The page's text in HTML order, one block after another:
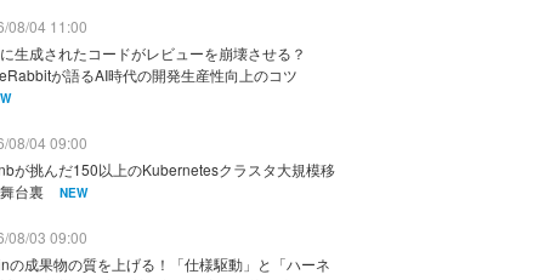
08/04 11:00
生成されたコードがレビューを崩壊させる？
が語るAI時代の開発生産性向上のコツ
08/04 09:00
が挑んだ150以上のKubernetesクラスタ大規模移
台裏
NEW
08/03 09:00
の成果物の質を上げる！「仕様駆動」と「ハーネ